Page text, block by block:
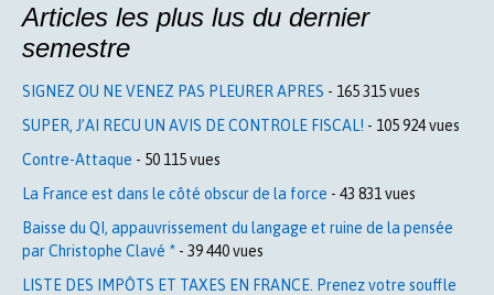
Articles les plus lus du dernier
semestre
SIGNEZ OU NE VENEZ PAS PLEURER APRES - 165 315 vues
SUPER, J’AI RECU UN AVIS DE CONTROLE FISCAL! - 105 924 vues
Contre-Attaque - 50 115 vues
La France est dans le côté obscur de la force - 43 831 vues
Baisse du QI, appauvrissement du langage et ruine de la pensée
par Christophe Clavé * - 39 440 vues
LISTE DES IMPÔTS ET TAXES EN FRANCE. Prenez votre souffle